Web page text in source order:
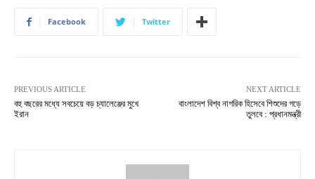
Facebook Twitter
PREVIOUS ARTICLE
বহু বছরের মধ্যে সবচেয়ে বড় চ্যালেঞ্জের মুখে
ইরান
NEXT ARTICLE
বাংলাদেশ বিশ্ব নাগরিক হিসেবে শিশুদের গড়ে
তুলবে : প্রধানমন্ত্রী